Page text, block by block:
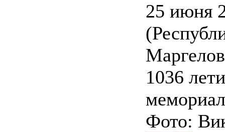
25 июня
1036
Фото: